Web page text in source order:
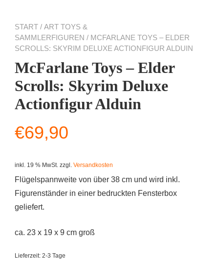
START / ART TOYS &
SAMMLERFIGUREN / MCFARLANE TOYS – ELDER
SCROLLS: SKYRIM DELUXE ACTIONFIGUR ALDUIN
McFarlane Toys – Elder
Scrolls: Skyrim Deluxe
Actionfigur Alduin
€69,90
inkl. 19 % MwSt. zzgl. Versandkosten
Flügelspannweite von über 38 cm und wird inkl.
Figurenständer in einer bedruckten Fensterbox
geliefert.
ca. 23 x 19 x 9 cm groß
Lieferzeit: 2-3 Tage